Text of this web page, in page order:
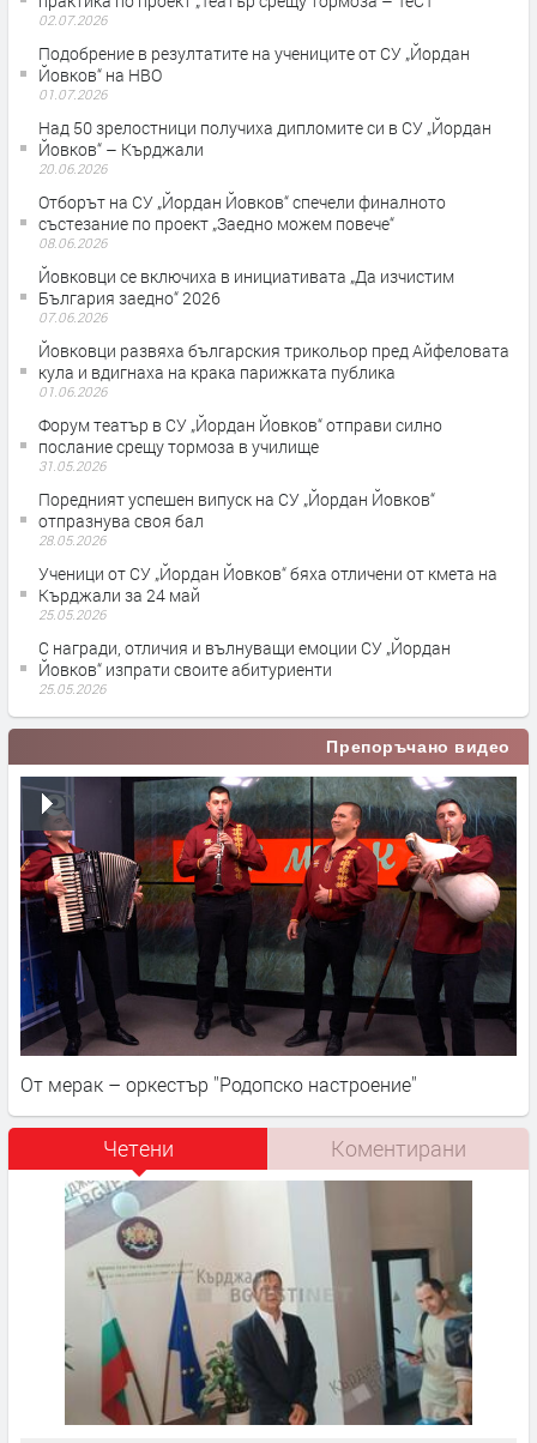
02.07.2026
Подобрение в резултатите на учениците от СУ „Йордан
Йовков“ на НВО
01.07.2026
Над 50 зрелостници получиха дипломите си в СУ „Йордан
Йовков“ – Кърджали
20.06.2026
Отборът на СУ „Йордан Йовков“ спечели финалното
състезание по проект „Заедно можем повече“
08.06.2026
Йовковци се включиха в инициативата „Да изчистим
България заедно“ 2026
07.06.2026
Йовковци развяха българския трикольор пред Айфеловата
кула и вдигнаха на крака парижката публика
01.06.2026
Форум театър в СУ „Йордан Йовков“ отправи силно
послание срещу тормоза в училище
31.05.2026
Поредният успешен випуск на СУ „Йордан Йовков“
отпразнува своя бал
28.05.2026
Ученици от СУ „Йордан Йовков“ бяха отличени от кмета на
Кърджали за 24 май
25.05.2026
С награди, отличия и вълнуващи емоции СУ „Йордан
Йовков“ изпрати своите абитуриенти
25.05.2026
Препоръчано видео
От мерак – оркестър ''Родопско настроение''
Четени Коментирани